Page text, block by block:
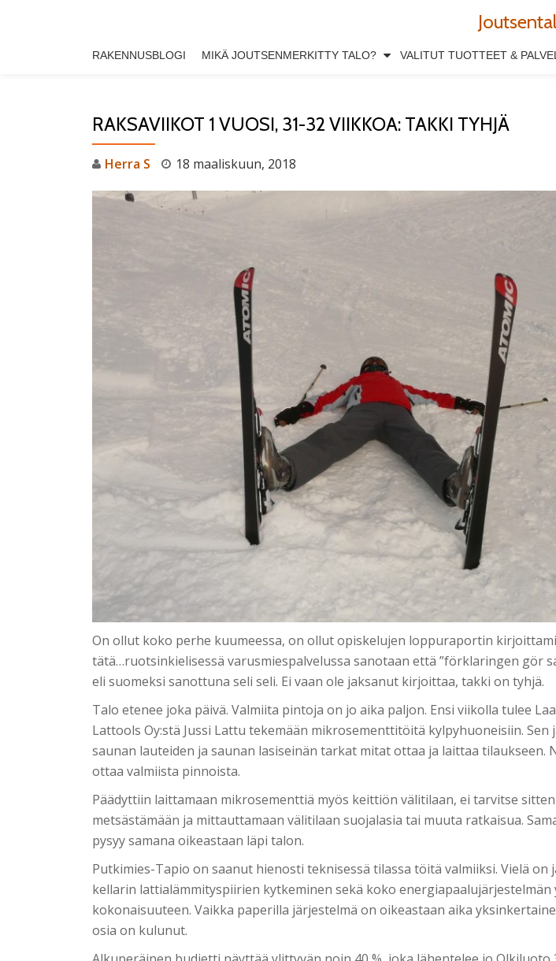
RAKENNUSBLOGI MIKÄ JOUTSENMERKITTY TALO? VALITUT TUOTTEET &
RAKSAVIIKOT 1 VUOSI, 31-32 VIIKKOA: TAKKI TYHJÄ
Herra S 18 maaliskuun, 2018
On ollut koko perhe kuumeessa, on ollut opiskelujen loppuraportin
tätä…ruotsinkielisessä varusmiespalvelussa sanotaan että ”förklaringen gör
eli suomeksi sanottuna seli seli. Ei vaan ole jaksanut kirjoittaa, takki on tyhjä.
Talo etenee joka päivä. Valmiita pintoja on jo aika paljon. Ensi viikolla tulee
Lattools Oy:stä Jussi Lattu tekemään mikrosementtitöitä kylpyhuoneisiin. Sen
saunan lauteiden ja saunan lasiseinän tarkat mitat ottaa ja laittaa tilaukseen.
ottaa valmiista pinnoista.
Päädyttiin laittamaan mikrosementtiä myös keittiön välitilaan, ei tarvitse
metsästämään ja mittauttamaan välitilaan suojalasia tai muuta ratkaisua.
pysyy samana oikeastaan läpi talon.
Putkimies-Tapio on saanut hienosti teknisessä tilassa töitä valmiiksi. Vielä on
kellarin lattialämmityspiirien kytkeminen sekä koko energiapaalujärjestelmän
kokonaisuuteen. Vaikka paperilla järjestelmä on oikeastaan aika
osia on kulunut.